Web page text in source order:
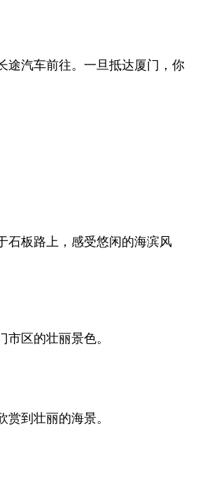
途汽车前往。一旦抵达厦门，你
石板路上，感受悠闲的海滨风
区的壮丽景色。
到壮丽的海景。